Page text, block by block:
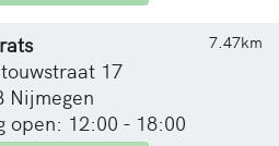
7.47km
17
Nijmegen
open: 12:00 - 18:00